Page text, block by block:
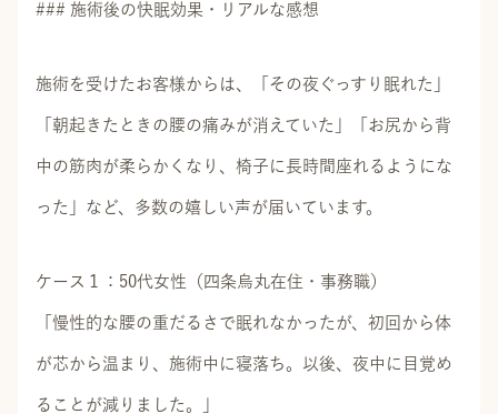
### 施術後の快眠効果・リアルな感想
施術を受けたお客様からは、「その夜ぐっすり眠れた」
「朝起きたときの腰の痛みが消えていた」「お尻から背
中の筋肉が柔らかくなり、椅子に長時間座れるようにな
った」など、多数の嬉しい声が届いています。
ケース１：50代女性（四条烏丸在住・事務職）
「慢性的な腰の重だるさで眠れなかったが、初回から体
が芯から温まり、施術中に寝落ち。以後、夜中に目覚め
ることが減りました。」